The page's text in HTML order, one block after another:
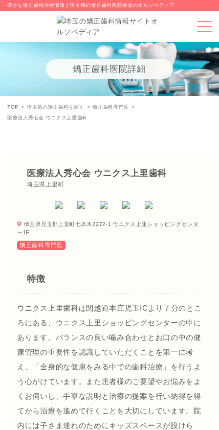
確かな矯正歯科治療情報と埼玉県の矯正歯科医院検索のオルソペディア
矯正歯科医院詳細
TOP 埼玉県の矯正歯科を探す
矯正歯科専門医
医療法人秀心会 ウニクス上里歯科
医療法人秀心会 ウニクス上里歯科
埼玉県上里町
埼玉県児玉郡上里町七本木2272-1 ウニクス上里ショッピングセンタ
ー1F
矯正歯科専門医
特徴
ウニクス上里歯科は関越道本庄児玉ICより７分のとこ
ろにある、ウニクス上里ショッピングセンターの中に
あります。バランスの良い噛み合わせとお口の中の健
康管理の重要性を認識していただくことを第一に考
え、「全身的な健康をみる中での歯科治療」を行うよ
う心がけています。また患者様のご要望やお悩みをよ
くお伺いし、手寧な説明と治療の提案を行い納得を得
てから治療を進めて行くことを大切にしています。院
内には子さま連れのためにキッズスペースが設けら